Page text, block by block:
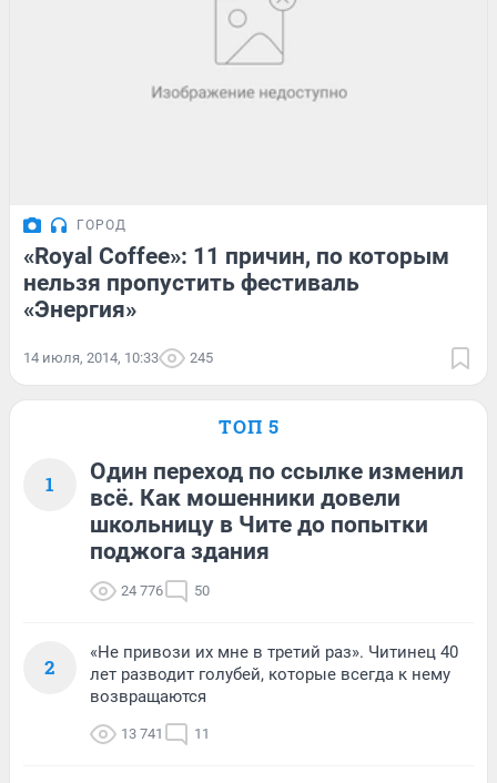
ГОРОД
«Royal Coffee»: 11 причин, по которым
нельзя пропустить фестиваль
«Энергия»
14 июля, 2014, 10:33 245
ТОП 5
1
Один переход по ссылке изменил
всё. Как мошенники довели
школьницу в Чите до попытки
поджога здания
24 776 50
2
«Не привози их мне в третий раз». Читинец 40
лет разводит голубей, которые всегда к нему
возвращаются
13 741 11